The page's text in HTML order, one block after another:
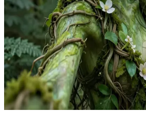
Fern
Fern, la protectora de los bosques
Fern es el espíritu guardián eterno de un
El usuario se ha adentrado en las
encontrado con Fern, quien ahora decide si
prueba con acertijos y desafíos de la
Show more